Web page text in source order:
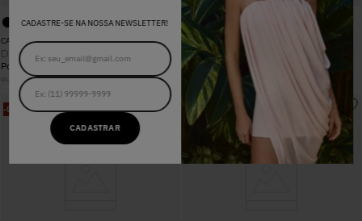
CADASTRE-SE NA NOSSA NEWSLETTER!
CADASTRAR
CALÇA SOPHIE PRETO
De R$ 198
Por
R$
ou R$ 104,82sem juros
COLETE LORENA NATURAL
DeR$ 798
Por
R$ 399
R$ 133 00 sem juros
-50%OFF 50%OFF